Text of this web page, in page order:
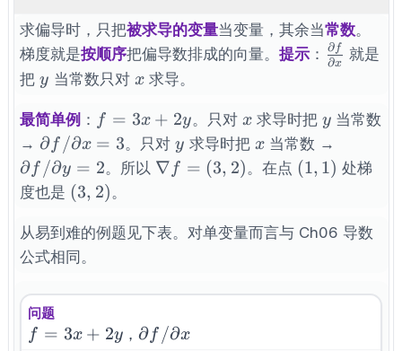
求偏导时，只把被求导的变量当变量，其余当常数。
梯度就是按顺序把偏导数排成的向量。提示 ： ∂x
∂f
就是
把y
y 当常数只对 x
x求导。
最简单例 ： f=3x+2y
f = 3x + 2y。只对 x
x求导时把 y
y 当常数
→ \partial
f/\partial
x = 3
∂ f /∂x = 3。只对y
y 求导时把 x
x当常数 →
f/
∂ f /∂y = 2。所以 \nabla
∇ f = (3, 2) 。在点 (1,1)
(1, 1) 处梯
度也是 (3,
(3, 2) 。
从易到难的例题见下表。对单变量而言与 Ch06 导数
公式相同。
问题
f=3x+2y
f = 3x + 2y ，\partial
∂ f /∂x